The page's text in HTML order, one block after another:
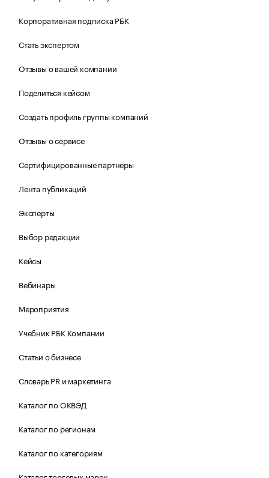
Корпоративная подписка РБК
Стать экспертом
Отзывы о вашей компании
Поделиться кейсом
Создать профиль группы компаний
Отзывы о сервисе
Сертифицированные партнеры
Лента публикаций
Эксперты
Выбор редакции
Кейсы
Вебинары
Мероприятия
Учебник РБК Компании
Статьи о бизнесе
Словарь PR и маркетинга
Каталог по ОКВЭД
Каталог по регионам
Каталог по категориям